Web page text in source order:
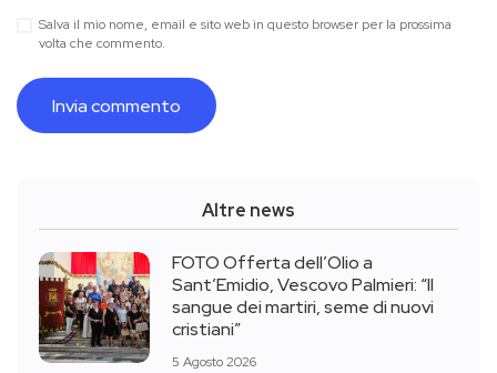
Salva il mio nome, email e sito web in questo browser per la prossima
volta che commento.
Altre news
FOTO Offerta dell’Olio a
Sant’Emidio, Vescovo Palmieri: “Il
sangue dei martiri, seme di nuovi
cristiani”
5 Agosto 2026